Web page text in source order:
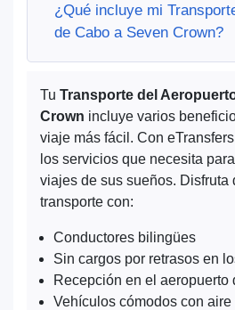
¿Qué incluye mi
de Cabo a Seven Crown?
Tu Transporte del
Crown incluye varios
viaje más fácil. Con
los servicios que necesita
viajes de sus sueños. Disfruta
transporte con:
Conductores bilingües
Sin cargos por retrasos en
Recepción en el aeropuerto
Vehículos cómodos con